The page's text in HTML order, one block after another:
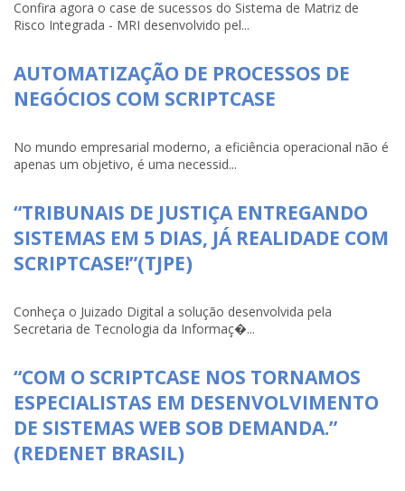
Confira agora o case de sucessos do Sistema de Matriz de
Risco Integrada - MRI desenvolvido pel...
AUTOMATIZAÇÃO DE PROCESSOS DE
NEGÓCIOS COM SCRIPTCASE
No mundo empresarial moderno, a eficiência operacional não é
apenas um objetivo, é uma necessid...
“TRIBUNAIS DE JUSTIÇA ENTREGANDO
SISTEMAS EM 5 DIAS, JÁ REALIDADE COM
SCRIPTCASE!”(TJPE)
Conheça o Juizado Digital a solução desenvolvida pela
Secretaria de Tecnologia da Informaç�...
“COM O SCRIPTCASE NOS TORNAMOS
ESPECIALISTAS EM DESENVOLVIMENTO
DE SISTEMAS WEB SOB DEMANDA.”
(REDENET BRASIL)